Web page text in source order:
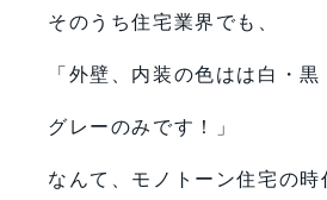
そのうち住宅業界でも、
「外壁、内装の色はは白・黒
グレーのみです！」
なんて、モノトーン住宅の時